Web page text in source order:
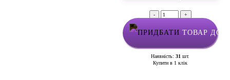
- +
ТОВАР
Наявність:31 шт.
Купити в 1 клік